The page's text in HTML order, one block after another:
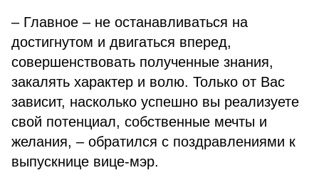
– Главное – не останавливаться на
достигнутом и двигаться вперед,
совершенствовать полученные знания,
закалять характер и волю. Только от Вас
зависит, насколько успешно вы реализуете
свой потенциал, собственные мечты и
желания, – обратился с поздравлениями к
выпускнице вице-мэр.